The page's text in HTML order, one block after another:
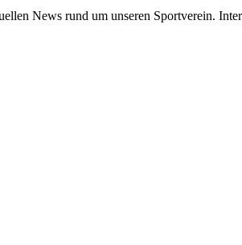
News rund um unseren Sportverein.